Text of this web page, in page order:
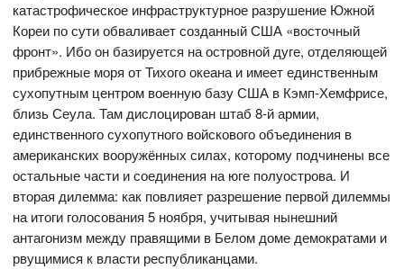
катастрофическое инфраструктурное разрушение Южной
Кореи по сути обваливает созданный США «восточный
фронт». Ибо он базируется на островной дуге, отделяющей
прибрежные моря от Тихого океана и имеет единственным
сухопутным центром военную базу США в Кэмп-Хемфрисе,
близь Сеула. Там дислоцирован штаб 8-й армии,
единственного сухопутного войскового объединения в
американских вооружённых силах, которому подчинены все
остальные части и соединения на юге полуострова. И
вторая дилемма: как повлияет разрешение первой дилеммы
на итоги голосования 5 ноября, учитывая нынешний
антагонизм между правящими в Белом доме демократами и
рвущимися к власти республиканцами.